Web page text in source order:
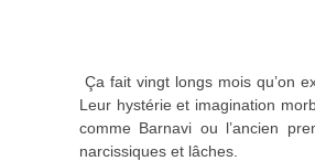
Ça fait vingt longs mois qu’on
Leur hystérie et imagination
comme Barnavi ou l’ancien
narcissiques et lâches.